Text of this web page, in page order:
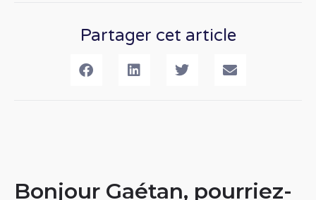
Partager cet article
Bonjour Gaétan, pourriez-